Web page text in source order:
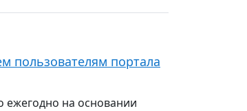
пользователям портала
ежегодно на основании